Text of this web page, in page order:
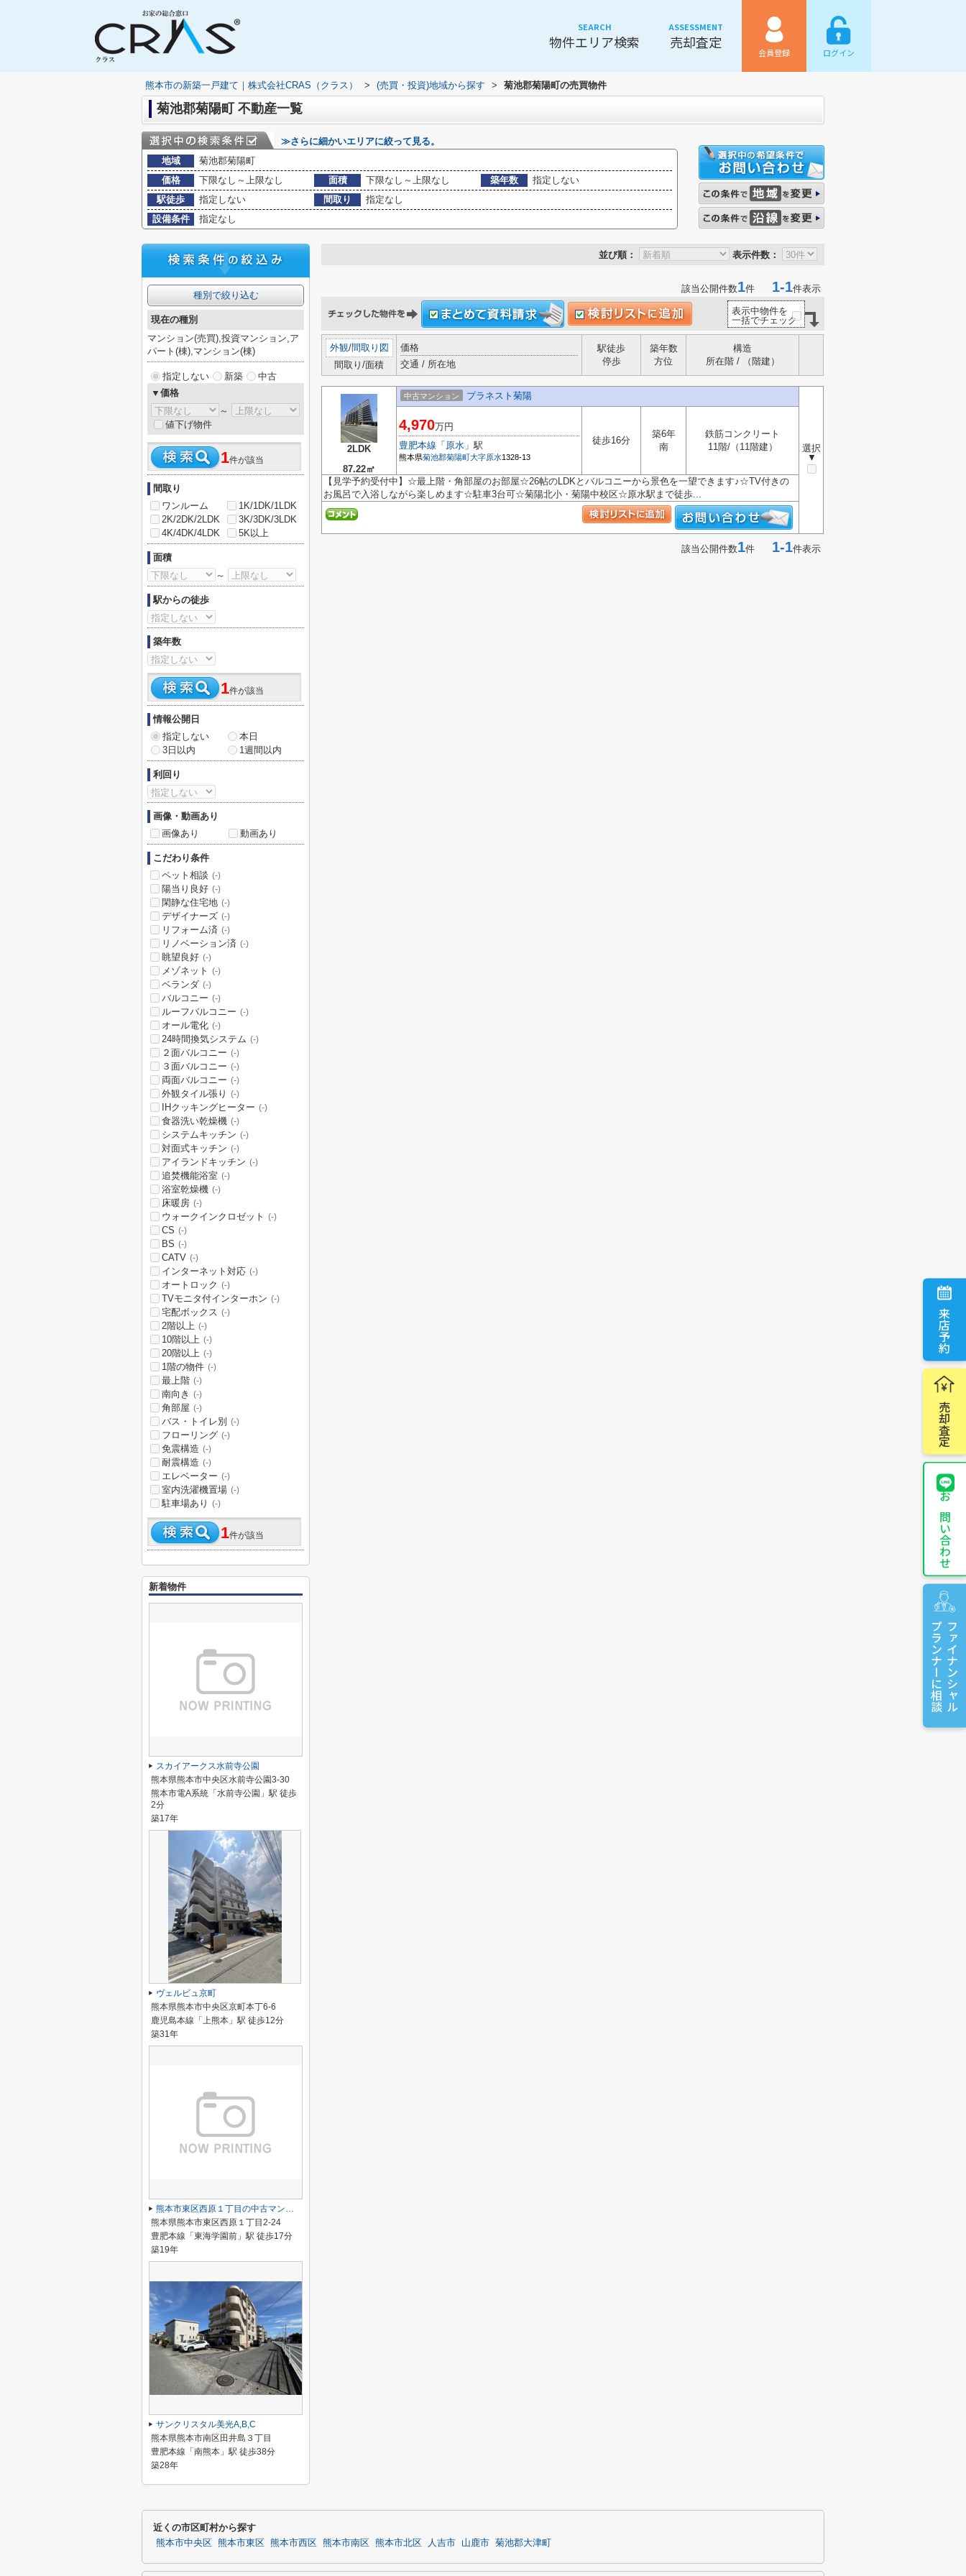
SEARCH
物件エリア検索
ASSESSMENT
売却査定
会員登録 ログイン
来店予約
売却査定
お問い合わせ
ファイナンシャル
プランナーに相談
熊本市の新築一戸建て｜株式会社CRAS（クラス） > (売買・投資)地域から探す > 菊池郡菊陽町の売買物件
菊池郡菊陽町 不動産一覧
≫さらに細かいエリアに絞って見る。
地域
菊池郡菊陽町
価格
下限なし～上限なし 面積 下限なし～上限なし 築年数
指定しない
駅徒歩
指定しない 間取り
指定なし
設備条件
指定なし
並び順： 表示件数：
該当公開件数1件 1-1件表示
表示中物件を
一括でチェック
外観/間取り図
間取り/面積
価格
交通 / 所在地
駅徒歩
停歩
築年数
方位
構造
所在階 / （階建）
2LDK
87.22㎡
中古マンション プラネスト菊陽
選択
▼
4,970万円
豊肥本線 「 原水 」駅
熊本県菊池郡菊陽町大字原水1328-13
徒歩16分
築6年
南
鉄筋コンクリート
11階/（11階建）
【見学予約受付中】☆最上階・角部屋のお部屋☆26帖のLDKとバルコニーから景色を一望できます♪☆TV付きの
お風呂で入浴しながら楽しめます☆駐車3台可☆菊陽北小・菊陽中校区☆原水駅まで徒歩...
該当公開件数1件 1-1件表示
種別で絞り込む
現在の種別
マンション(売買),投資マンション,ア
パート(棟),マンション(棟)
指定しない 新築
中古
▼価格
～
値下げ物件
1件が該当
間取り
ワンルーム
1K/1DK/1LDK
2K/2DK/2LDK
3K/3DK/3LDK
4K/4DK/4LDK
5K以上
面積
～
駅からの徒歩
築年数
1件が該当
情報公開日
指定しない
本日
3日以内
1週間以内
利回り
画像・動画あり
画像あり
動画あり
こだわり条件
ペット相談 (-)
陽当り良好 (-)
閑静な住宅地 (-)
デザイナーズ (-)
リフォーム済 (-)
リノベーション済 (-)
眺望良好 (-)
メゾネット (-)
ベランダ (-)
バルコニー (-)
ルーフバルコニー (-)
オール電化 (-)
24時間換気システム (-)
２面バルコニー (-)
３面バルコニー (-)
両面バルコニー (-)
外観タイル張り (-)
IHクッキングヒーター (-)
食器洗い乾燥機 (-)
システムキッチン (-)
対面式キッチン (-)
アイランドキッチン (-)
追焚機能浴室 (-)
浴室乾燥機 (-)
床暖房 (-)
ウォークインクロゼット (-)
CS (-)
BS (-)
CATV (-)
インターネット対応 (-)
オートロック (-)
TVモニタ付インターホン (-)
宅配ボックス (-)
2階以上 (-)
10階以上 (-)
20階以上 (-)
1階の物件 (-)
最上階 (-)
南向き (-)
角部屋 (-)
バス・トイレ別 (-)
フローリング (-)
免震構造 (-)
耐震構造 (-)
エレベーター (-)
室内洗濯機置場 (-)
駐車場あり (-)
1件が該当
新着物件
スカイアークス水前寺公園
熊本県熊本市中央区水前寺公園3-30
熊本市電A系統「水前寺公園」駅 徒歩
2分
築17年
ヴェルビュ京町
熊本県熊本市中央区京町本丁6-6
鹿児島本線「上熊本」駅 徒歩12分
築31年
熊本市東区西原１丁目の中古マンション
熊本県熊本市東区西原１丁目2‐24
豊肥本線「東海学園前」駅 徒歩17分
築19年
サンクリスタル美光A,B,C
熊本県熊本市南区田井島３丁目
豊肥本線「南熊本」駅 徒歩38分
築28年
近くの市区町村から探す
熊本市中央区 熊本市東区 熊本市西区 熊本市南区 熊本市北区 人吉市 山鹿市 菊池郡大津町